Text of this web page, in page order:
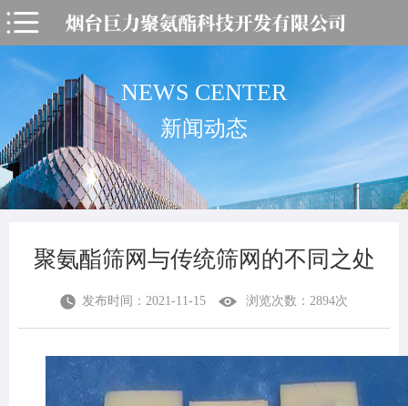
NEWS CENTER
新闻动态
聚氨酯筛网与传统筛网的不同之处
发布时间：2021-11-15 浏览次数：2894次